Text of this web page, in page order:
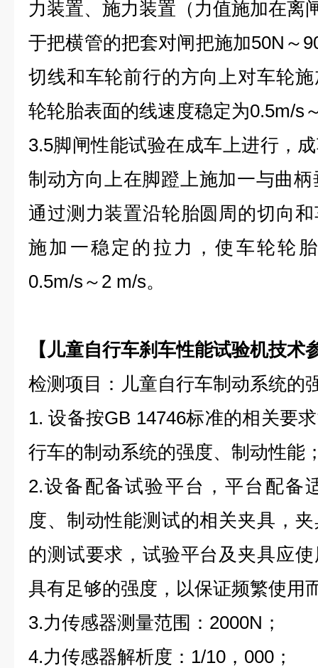
力装置、施力装置（力值施加在离
于把横管的把套对闸把施加50N～
切线和车轮前行的方向上对车轮
轮轮胎表面的线速度稳定为0.5m/s
3.5脚闸性能试验在成车上进行，
制动方向上在脚蹬上施加一与曲
通过测力装置沿轮胎圆周的切向
施加一稳定的拉力，使车轮轮
0.5m/s～2 m/s。
【儿童自行车刹车性能试验机技术
检测项目：儿童自行车制动系统的
1. 设备按GB 14746标准的相关要
行车的制动系统的强度、制动性能
2.设备配备试验平台，平台配备
度、制动性能测试的相关夹具，
的测试要求，试验平台及夹具应
具有足够的强度，以保证频繁使用
3.力传感器测量范围：2000N；
4.力传感器解析度：1/10，000；